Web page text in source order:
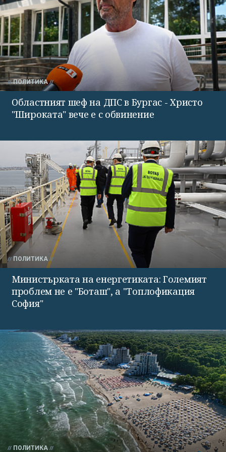
ПОЛИТИКА
Областният шеф на ДПС в Бургас - Христо
"Широката" вече е с обвинение
ПОЛИТИКА
Министърката на енергетиката: Големият
проблем не е "Боташ", а "Топлофикация
София"
ПОЛИТИКА